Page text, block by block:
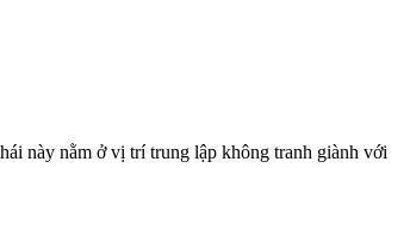
này nằm ở vị trí trung lập không tranh giành với